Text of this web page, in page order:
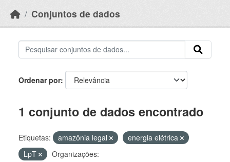
Conjuntos de dados
Ordenar por
1 conjunto de dados encontrado
Etiquetas: amazônia legal
energia elétrica
LpT
Organizações: